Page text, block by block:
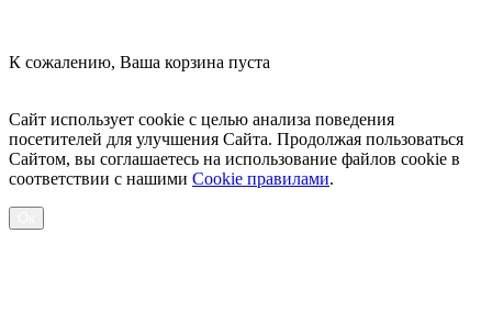
К сожалению, Ваша корзина пуста
Сайт использует cookie с целью анализа поведения
посетителей для улучшения Сайта. Продолжая пользоваться
Сайтом, вы соглашаетесь на использование файлов cookie в
соответствии с нашими Cookiе правилами.